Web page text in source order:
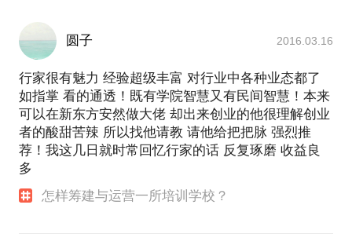
圆子 2016.03.16
行家很有魅力 经验超级丰富 对行业中各种业态都了
如指掌 看的通透！既有学院智慧又有民间智慧！本来
可以在新东方安然做大佬 却出来创业的他很理解创业
者的酸甜苦辣 所以找他请教 请他给把把脉 强烈推
荐！我这几日就时常回忆行家的话 反复琢磨 收益良
多
怎样筹建与运营一所培训学校？